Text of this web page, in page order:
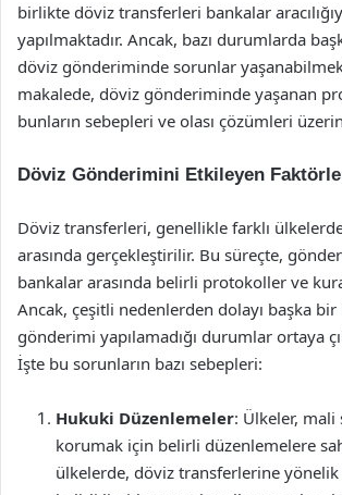
birlikte döviz transferleri bankalar
yapılmaktadır. Ancak, bazı durumlarda
döviz gönderiminde sorunlar
makalede, döviz gönderiminde yaşanan
bunların sebepleri ve olası çözümleri
Döviz Gönderimini Etkileyen
Döviz transferleri, genellikle farklı
arasında gerçekleştirilir. Bu süreçte,
bankalar arasında belirli protokoller ve
Ancak, çeşitli nedenlerden dolayı başka
gönderimi yapılamadığı durumlar ortaya
İşte bu sorunların bazı sebepleri:
Hukuki Düzenlemeler: Ülkeler,
korumak için belirli düzenlemelere
ülkelerde, döviz transferlerine yönelik